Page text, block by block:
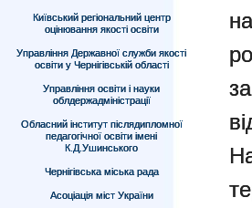
Київський регіональний центр
оцінювання якості освіти
Управління Державної служби якості
освіти у Чернігівській області
Управління освіти і науки
облдержадміністрації
Обласний інститут післядипломної
педагогічної освіти імені
К.Д.Ушинського
Чернігівська міська рада
Асоціація міст України